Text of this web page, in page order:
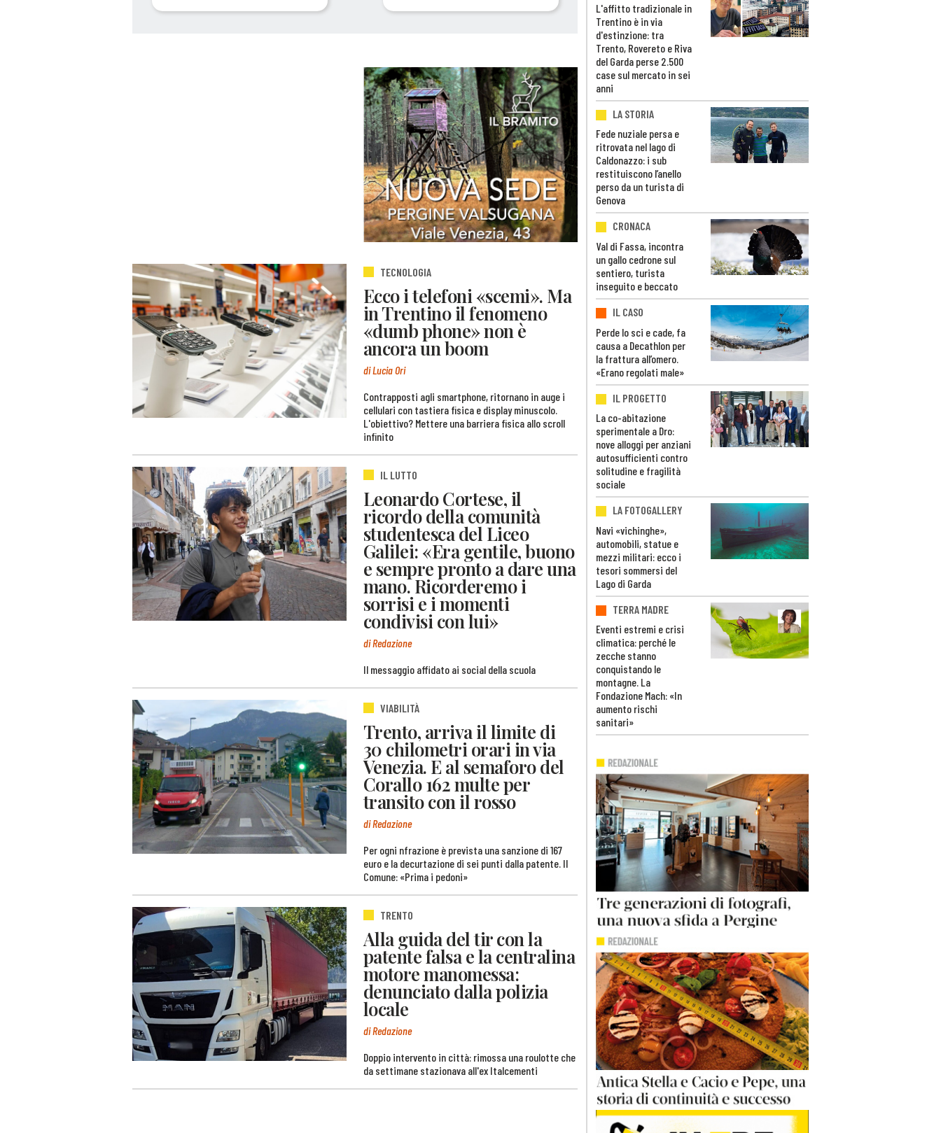
TECNOLOGIA
Ecco i telefoni «scemi». Ma
in Trentino il fenomeno
«dumb phone» non è
ancora un boom
di Lucia Ori
Contrapposti agli smartphone, ritornano in auge i
cellulari con tastiera fisica e display minuscolo.
L'obiettivo? Mettere una barriera fisica allo scroll
infinito
IL LUTTO
Leonardo Cortese, il
ricordo della comunità
studentesca del Liceo
Galilei: «Era gentile, buono
e sempre pronto a dare una
mano. Ricorderemo i
sorrisi e i momenti
condivisi con lui»
di Redazione
Il messaggio affidato ai social della scuola
VIABILITÀ
Trento, arriva il limite di
30 chilometri orari in via
Venezia. E al semaforo del
Corallo 162 multe per
transito con il rosso
di Redazione
Per ogni nfrazione è prevista una sanzione di 167
euro e la decurtazione di sei punti dalla patente. Il
Comune: «Prima i pedoni»
TRENTO
Alla guida del tir con la
patente falsa e la centralina
motore manomessa:
denunciato dalla polizia
locale
di Redazione
Doppio intervento in città: rimossa una roulotte che
da settimane stazionava all'ex Italcementi
L'affitto tradizionale in
Trentino è in via
d'estinzione: tra
Trento, Rovereto e Riva
del Garda perse 2.500
case sul mercato in sei
anni
LA STORIA
Fede nuziale persa e
ritrovata nel lago di
Caldonazzo: i sub
restituiscono l’anello
perso da un turista di
Genova
CRONACA
Val di Fassa, incontra
un gallo cedrone sul
sentiero, turista
inseguito e beccato
IL CASO
Perde lo sci e cade, fa
causa a Decathlon per
la frattura all’omero.
«Erano regolati male»
IL PROGETTO
La co-abitazione
sperimentale a Dro:
nove alloggi per anziani
autosufficienti contro
solitudine e fragilità
sociale
LA FOTOGALLERY
Navi «vichinghe»,
automobili, statue e
mezzi militari: ecco i
tesori sommersi del
Lago di Garda
TERRA MADRE
Eventi estremi e crisi
climatica: perché le
zecche stanno
conquistando le
montagne. La
Fondazione Mach: «In
aumento rischi
sanitari»